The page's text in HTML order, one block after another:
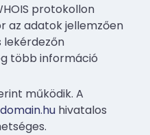
protokollon
az adatok jellemzően
lekérdezőn
több információ
működik. A
domain.hu hivatalos